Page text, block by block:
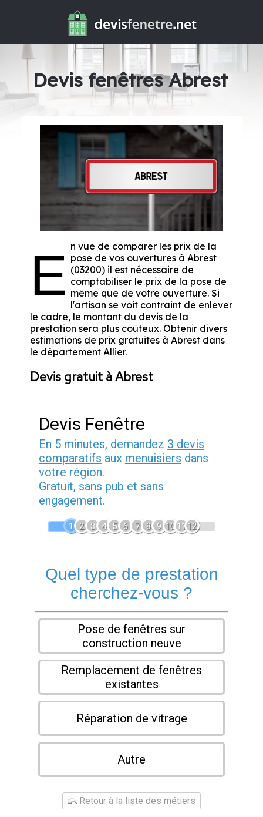
Devis fenêtres Abrest
E n vue de comparer les prix de la
pose de vos ouvertures à Abrest
(03200) il est nécessaire de
comptabiliser le prix de la pose de
même que de votre ouverture. Si
l'artisan se voit contraint de enlever
le cadre, le montant du devis de la
prestation sera plus coûteux. Obtenir divers
estimations de prix gratuites à Abrest dans
le département Allier.
Devis gratuit à Abrest
Devis Fenêtre
En 5 minutes, demandez 3 devis
comparatifs aux menuisiers dans
votre région.
Gratuit, sans pub et sans
engagement.
1 2 3 4 5 6 7 8 9 1011 12
Quel type de prestation
cherchez-vous ?
Pose de fenêtres sur
construction neuve
Remplacement de fenêtres
existantes
Réparation de vitrage
Autre
Retour à la liste des métiers